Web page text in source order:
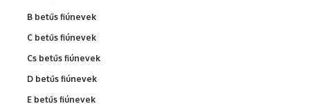
B betűs fiúnevek
C betűs fiúnevek
Cs betűs fiúnevek
D betűs fiúnevek
E betűs fiúnevek